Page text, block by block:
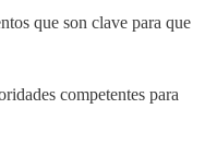
que son clave para que
competentes para